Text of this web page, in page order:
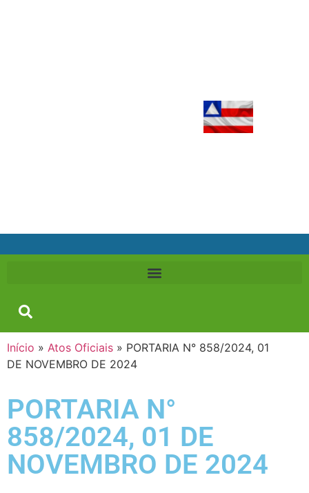
Início » Atos Oficiais » PORTARIA N° 858/2024, 01
DE NOVEMBRO DE 2024
PORTARIA N°
858/2024, 01 DE
NOVEMBRO DE 2024